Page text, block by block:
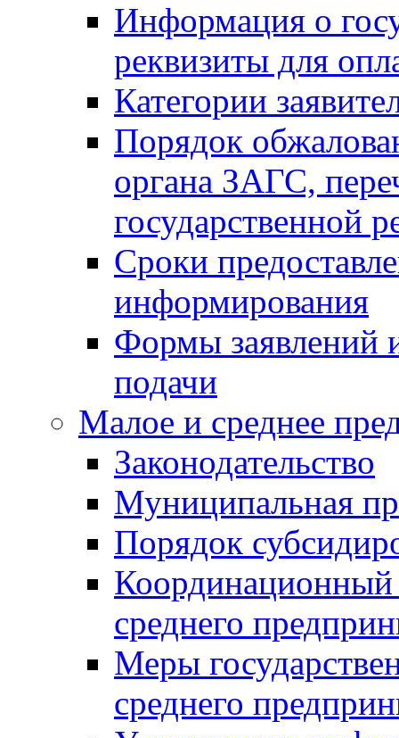
Информация о
реквизиты для
Категории
Порядок
органа ЗАГС,
государственной
Сроки
информирования
Формы заявлений
подачи
Малое и среднее
Законодательство
Муниципальная
Порядок
Координационный
среднего
Меры
среднего